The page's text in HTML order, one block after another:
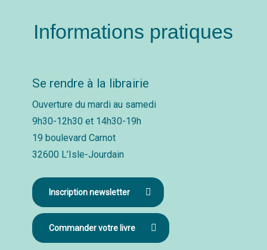
Informations pratiques
Se rendre à la librairie
Ouverture du mardi au samedi
9h30-12h30 et 14h30-19h
19 boulevard Carnot
32600 L’Isle-Jourdain
Inscription newsletter
Commander votre livre